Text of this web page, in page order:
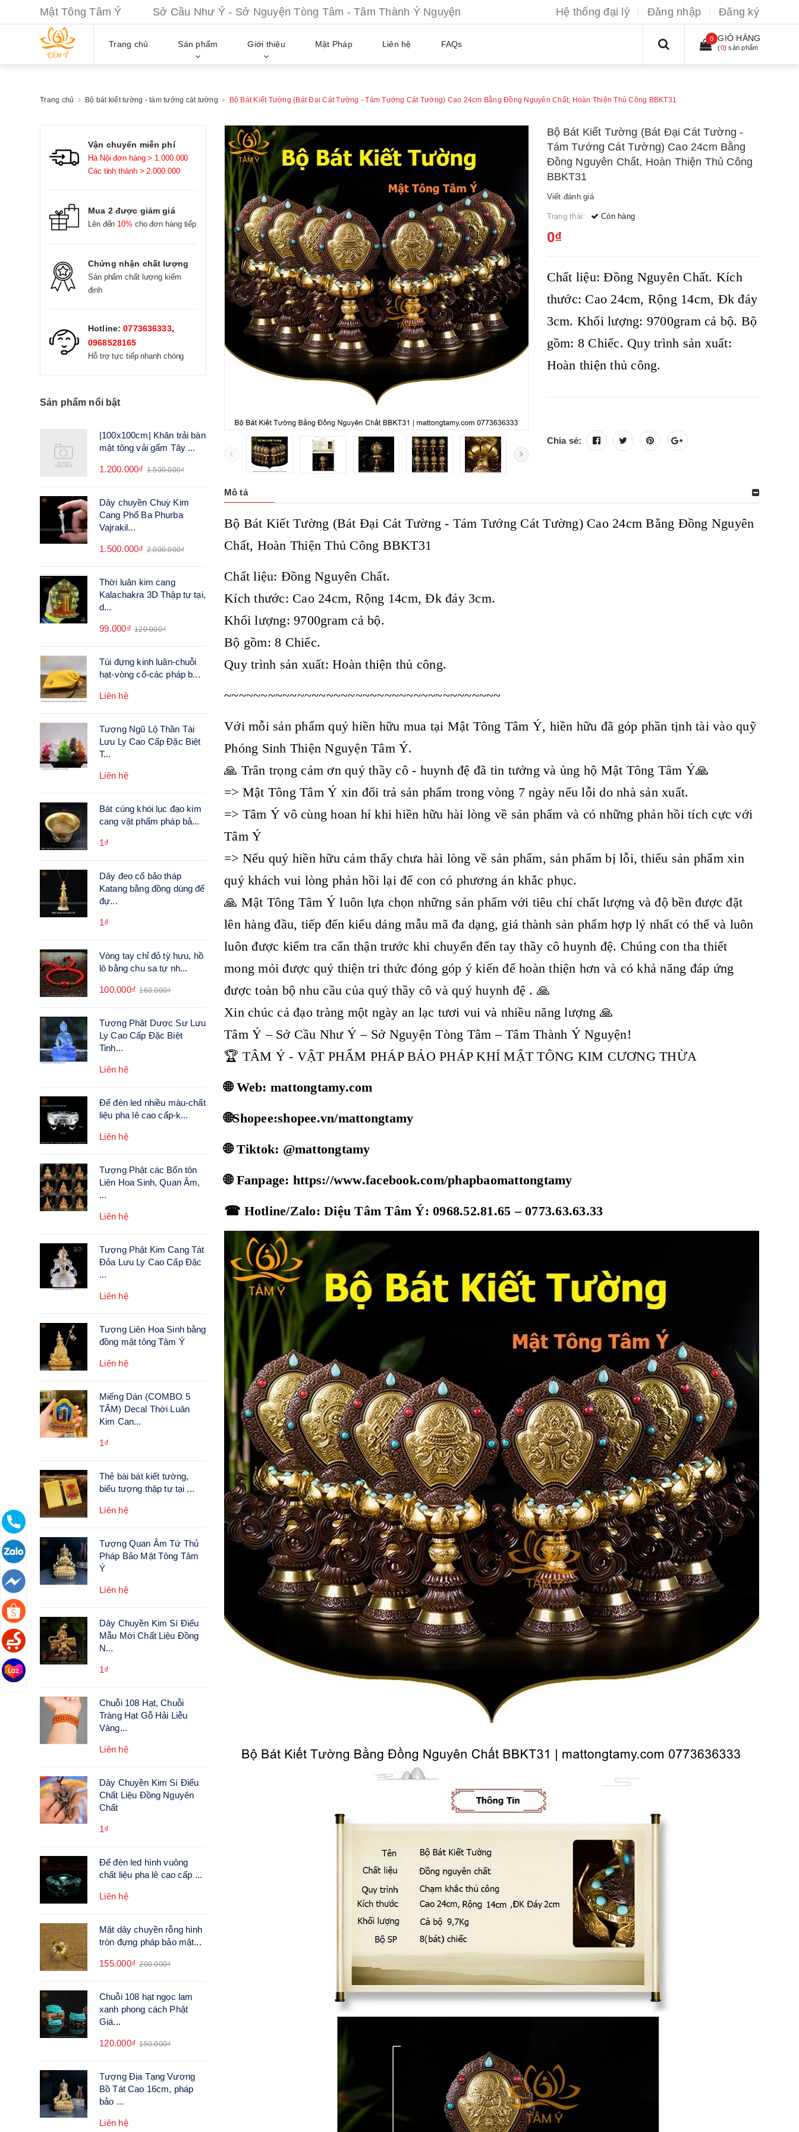
Mật Tông Tâm Ý Sở Cầu Như Ý - Sở Nguyện Tòng Tâm - Tâm Thành Ý Nguyện Hệ thống đại lý Đăng nhập Đăng ký
Trang chủ Sản phẩm Giới thiệu Mật Pháp Liên hệ FAQs
0 GIỎ HÀNG
(0) sản phẩm
Trang chủ Bộ bát kiết tường - tám tướng cát tường Bộ Bát Kiết Tường (Bát Đại Cát Tường - Tám Tướng Cát Tường) Cao 24cm Bằng Đồng Nguyên Chất, Hoàn Thiện Thủ Công BBKT31
Vận chuyển miễn phí
Hà Nội đơn hàng > 1.000.000
Các tỉnh thành > 2.000.000
Mua 2 được giảm giá
Lên đến 10% cho đơn hàng tiếp
Chứng nhận chất lượng
Sản phẩm chất lượng kiểm
định
Hotline:0773636333,
0968528165
Hỗ trợ tực tiếp nhanh chóng
Sản phẩm nổi bật
|100x100cm| Khăn trải bàn
mật tông vải gấm Tây ...
1.200.000₫ 1.500.000₫
Dây chuyền Chuỳ Kim
Cang Phổ Ba Phurba
Vajrakil...
1.500.000₫ 2.000.000₫
Thời luân kim cang
Kalachakra 3D Thập tự tại,
d...
99.000₫ 120.000₫
Túi đựng kinh luân-chuỗi
hạt-vòng cổ-các pháp b...
Liên hệ
Tượng Ngũ Lộ Thần Tài
Lưu Ly Cao Cấp Đặc Biệt
T...
Liên hệ
Bát cúng khói lục đạo kim
cang vật phẩm pháp bả...
1₫
Dây đeo cổ bảo tháp
Katang bằng đồng dùng để
đự...
1₫
Vòng tay chỉ đỏ tỳ hưu, hồ
lô bằng chu sa tự nh...
100.000₫ 160.000₫
Tượng Phật Dược Sư Lưu
Ly Cao Cấp Đặc Biệt
Tinh...
Liên hệ
Đế đèn led nhiều màu-chất
liệu pha lê cao cấp-k...
Liên hệ
Tượng Phật các Bổn tôn
Liên Hoa Sinh, Quan Âm,
...
Liên hệ
Tượng Phật Kim Cang Tát
Đỏa Lưu Ly Cao Cấp Đặc
...
Liên hệ
Tượng Liên Hoa Sinh bằng
đồng mật tông Tâm Ý
Liên hệ
Miếng Dán (COMBO 5
TẤM) Decal Thời Luân
Kim Can...
1₫
Thẻ bài bát kiết tường,
biểu tượng thập tự tại ...
Liên hệ
Tượng Quan Âm Tứ Thủ
Pháp Bảo Mật Tông Tâm
Ý
Liên hệ
Dây Chuyền Kim Sí Điểu
Mẫu Mới Chất Liệu Đồng
N...
1₫
Chuỗi 108 Hạt, Chuỗi
Tràng Hạt Gỗ Hải Liễu
Vàng...
Liên hệ
Dây Chuyền Kim Sí Điểu
Chất Liệu Đồng Nguyên
Chất
1₫
Đế đèn led hình vuông
chất liệu pha lê cao cấp ...
Liên hệ
Mặt dây chuyền rỗng hình
tròn đựng pháp bảo mật...
155.000₫ 200.000₫
Chuỗi 108 hạt ngọc lam
xanh phong cách Phật
Giá...
120.000₫ 150.000₫
Tượng Địa Tạng Vương
Bồ Tát Cao 16cm, pháp
bảo ...
Liên hệ
Bộ Bát Kiết Tường (Bát Đại Cát Tường -
Tám Tướng Cát Tường) Cao 24cm Bằng
Đồng Nguyên Chất, Hoàn Thiện Thủ Công
BBKT31
Viết đánh giá
Trạng thái: Còn hàng
0₫
Chất liệu: Đồng Nguyên Chất. Kích
thước: Cao 24cm, Rộng 14cm, Đk đáy
3cm. Khối lượng: 9700gram cả bộ. Bộ
gồm: 8 Chiếc. Quy trình sản xuất:
Hoàn thiện thủ công.
Chia sẻ:
Mô tả
Bộ Bát Kiết Tường (Bát Đại Cát Tường - Tám Tướng Cát Tường) Cao 24cm Bằng Đồng Nguyên
Chất, Hoàn Thiện Thủ Công BBKT31
Chất liệu: Đồng Nguyên Chất.
Kích thước: Cao 24cm, Rộng 14cm, Đk đáy 3cm.
Khối lượng: 9700gram cả bộ.
Bộ gồm: 8 Chiếc.
Quy trình sản xuất: Hoàn thiện thủ công.
~~~~~~~~~~~~~~~~~~~~~~~~~~~~~~~~~~~~~~
Với mỗi sản phẩm quý hiền hữu mua tại Mật Tông Tâm Ý, hiền hữu đã góp phần tịnh tài vào quỹ
Phóng Sinh Thiện Nguyện Tâm Ý.
🙏 Trân trọng cảm ơn quý thầy cô - huynh đệ đã tin tưởng và ủng hộ Mật Tông Tâm Ý🙏
=> Mật Tông Tâm Ý xin đổi trả sản phẩm trong vòng 7 ngày nếu lỗi do nhà sản xuất.
=> Tâm Ý vô cùng hoan hỉ khi hiền hữu hài lòng về sản phẩm và có những phản hồi tích cực với
Tâm Ý
=> Nếu quý hiền hữu cảm thấy chưa hài lòng về sản phẩm, sản phẩm bị lỗi, thiếu sản phẩm xin
quý khách vui lòng phản hồi lại để con có phương án khắc phục.
🙏 Mật Tông Tâm Ý luôn lựa chọn những sản phẩm với tiêu chí chất lượng và độ bền được đặt
lên hàng đầu, tiếp đến kiểu dáng mẫu mã đa dạng, giá thành sản phẩm hợp lý nhất có thể và luôn
luôn được kiểm tra cẩn thận trước khi chuyển đến tay thầy cô huynh đệ. Chúng con tha thiết
mong mỏi được quý thiện tri thức đóng góp ý kiến để hoàn thiện hơn và có khả năng đáp ứng
được toàn bộ nhu cầu của quý thầy cô và quý huynh đệ . 🙏
Xin chúc cả đạo tràng một ngày an lạc tươi vui và nhiều năng lượng 🙏
Tâm Ý – Sở Cầu Như Ý – Sở Nguyện Tòng Tâm – Tâm Thành Ý Nguyện!
🏆 TÂM Ý - VẬT PHẨM PHÁP BẢO PHÁP KHÍ MẬT TÔNG KIM CƯƠNG THỪA
🌐 Web: mattongtamy.com
🌐Shopee:shopee.vn/mattongtamy
🌐 Tiktok: @mattongtamy
🌐 Fanpage: https://www.facebook.com/phapbaomattongtamy
☎ Hotline/Zalo: Diệu Tâm Tâm Ý: 0968.52.81.65 – 0773.63.63.33